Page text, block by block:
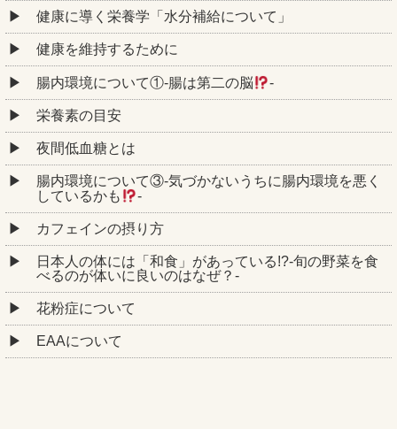
健康に導く栄養学「水分補給について」
健康を維持するために
腸内環境について①‐腸は第二の脳 ‐
栄養素の目安
夜間低血糖とは
腸内環境について③‐気づかないうちに腸内環境を悪く
しているかも
‐
カフェインの摂り方
日本人の体には「和食」があっている!?-旬の野菜を食
べるのが体いに良いのはなぜ？-
花粉症について
EAAについて